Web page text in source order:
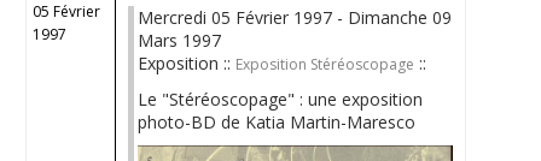
05 Février
1997
Mercredi 05 Février 1997 - Dimanche 09
Mars 1997
Exposition :: Exposition Stéréoscopage ::
Le "Stéréoscopage" : une exposition
photo-BD de Katia Martin-Maresco